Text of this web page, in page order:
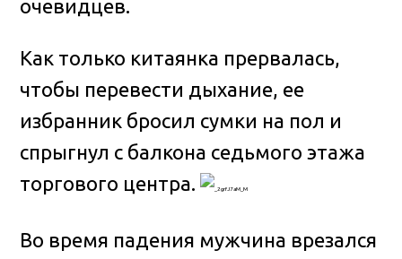
очевидцев.
Как только китаянка прервалась,
чтобы перевести дыхание, ее
избранник бросил сумки на пол и
спрыгнул с балкона седьмого этажа
торгового центра.
Во время падения мужчина врезался